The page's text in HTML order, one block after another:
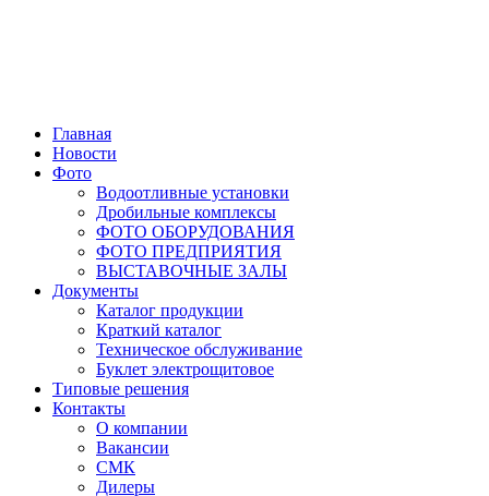
Главная
Новости
Фото
Водоотливные установки
Дробильные комплексы
ФОТО ОБОРУДОВАНИЯ
ФОТО ПРЕДПРИЯТИЯ
ВЫСТАВОЧНЫЕ ЗАЛЫ
Документы
Каталог продукции
Краткий каталог
Техническое обслуживание
Буклет электрощитовое
Типовые решения
Контакты
О компании
Вакансии
СМК
Дилеры